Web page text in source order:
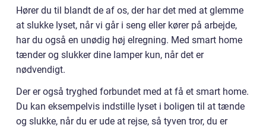
Hører du til blandt de af os, der har det med at glemme
at slukke lyset, når vi går i seng eller kører på arbejde,
har du også en unødig høj elregning. Med smart home
tænder og slukker dine lamper kun, når det er
nødvendigt.
Der er også tryghed forbundet med at få et smart home.
Du kan eksempelvis indstille lyset i boligen til at tænde
og slukke, når du er ude at rejse, så tyven tror, du er